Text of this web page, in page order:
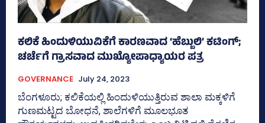
ಕಲಿಕೆ ಹಿಂದುಳಿಯುವಿಕೆಗೆ ಕಾರಣವಾದ ‘ಹೆಬ್ಬುಲಿ’ ಕಟಿಂಗ್‌;
ಚರ್ಚೆಗೆ ಗ್ರಾಸವಾದ ಮುಖ್ಯೋಪಾಧ್ಯಾಯರ ಪತ್ರ
GOVERNANCE July 24, 2023
ಬೆಂಗಳೂರು; ಕಲಿಕೆಯಲ್ಲಿ ಹಿಂದುಳಿಯುತ್ತಿರುವ ಶಾಲಾ ಮಕ್ಕಳಿಗೆ
ಗುಣಮಟ್ಟದ ಬೋಧನೆ, ಶಾಲೆಗಳಿಗೆ ಮೂಲಭೂತ